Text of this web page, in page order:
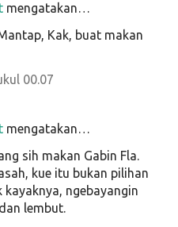
mengatakan…
Kak, buat makan
00.07
mengatakan…
sih makan Gabin Fla.
kue itu bukan pilihan
kayaknya, ngebayangin
lembut.